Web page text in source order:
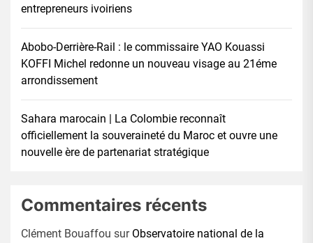
entrepreneurs ivoiriens
Abobo-Derrière-Rail : le commissaire YAO Kouassi
KOFFI Michel redonne un nouveau visage au 21éme
arrondissement
Sahara marocain | La Colombie reconnaît
officiellement la souveraineté du Maroc et ouvre une
nouvelle ère de partenariat stratégique
Commentaires récents
Clément Bouaffou sur Observatoire national de la